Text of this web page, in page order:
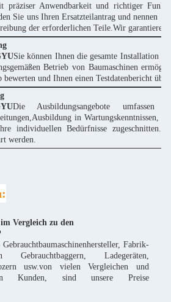
präziser Anwendbarkeit und richtiger
Sie uns Ihren Ersatzteilantrag und nennen
der erforderlichen Teile.Wir
Sie können Ihnen die gesamte Installation
Betrieb von Baumaschinen
bewerten und Ihnen einen Testdatenbericht
Die Ausbildungsangebote
in Wartungskenntnissen,
individuellen Bedürfnisse
werden.
Vergleich zu den
Fabrik-
Gebrauchtbaggern, Ladegeräten,
usw.von vielen Vergleichen und
Kunden, sind unsere Preise